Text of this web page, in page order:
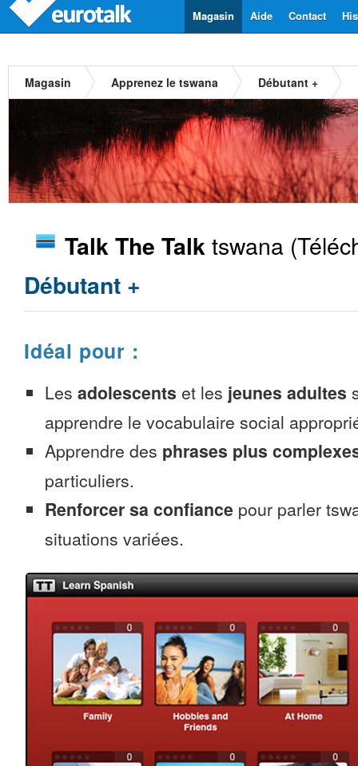
Contact
Aide
Magasin
Magasin Apprenez le tswana Débutant +
Talk The Talktswana
Débutant +
Idéal pour :
Les adolescents et les jeunes adultes
apprendre le vocabulaire social
Apprendre des phrases plus
particuliers.
Renforcer sa confiance pour parler
situations variées.